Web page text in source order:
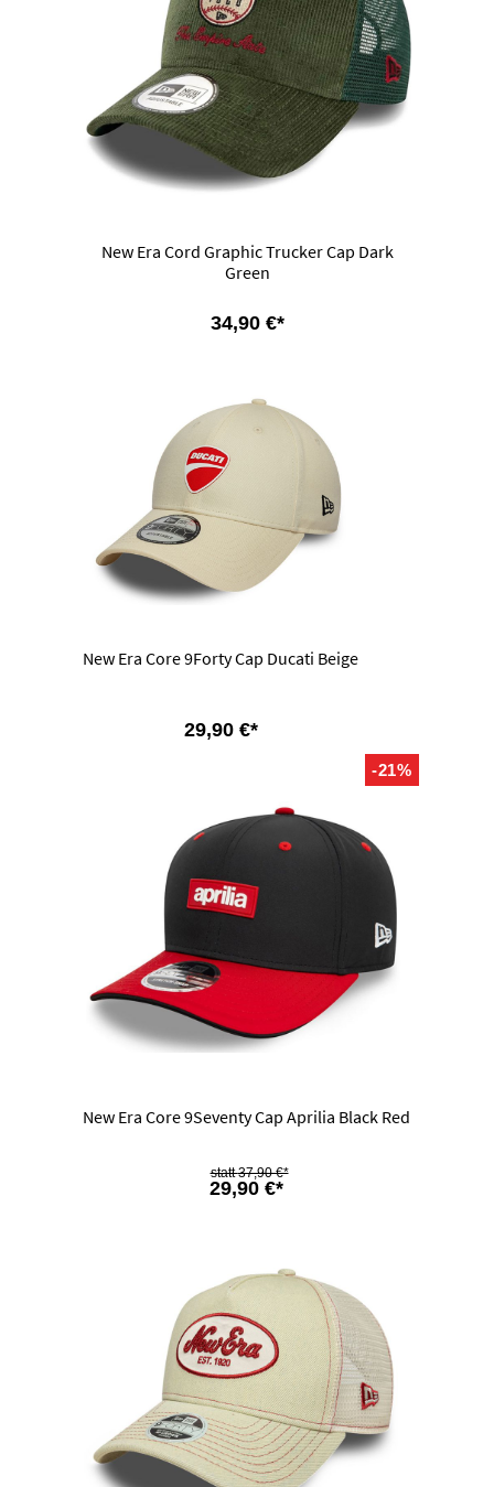
New Era Cord Graphic Trucker Cap Dark
Green
34,90 €*
New Era Core 9Forty Cap Ducati Beige
29,90 €*
-21%
New Era Core 9Seventy Cap Aprilia Black Red
29,90 €*
37,90 €*